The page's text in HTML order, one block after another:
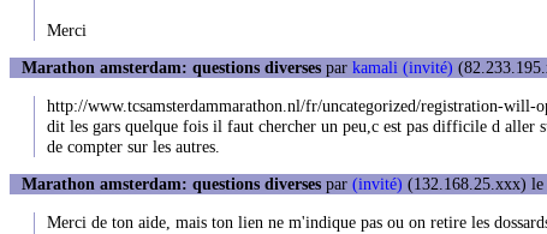
Merci
Marathon amsterdam: questions diverses par kamali (invité)
http://www.tcsamsterdammarathon.nl/fr/uncategorized/registration-will-
dit les gars quelque fois il faut chercher un peu,c est pas difficile d aller
de compter sur les autres.
Marathon amsterdam: questions diverses par (invité) (132.168.25.xxx)
Merci de ton aide, mais ton lien ne m'indique pas ou on retire les